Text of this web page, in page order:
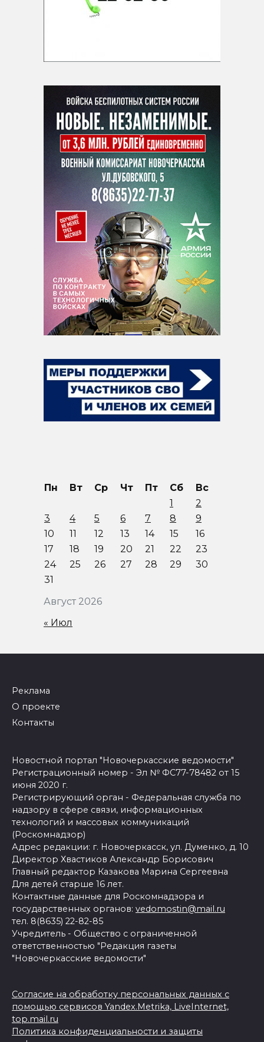
Август 2026
Пн Вт Ср Чт Пт Сб
Вс
1
2
3
4 5 6 7 8
9
10
11 12 13 14 15
16
17
18 19 20 21 22
23
24
25 26 27 28 29
30
31
« Июл
Реклама
О проекте
Контакты
Новостной портал "Новочеркасские ведомости"
Регистрационный номер - Эл № ФС77-78482 от 15
июня 2020 г.
Регистрирующий орган - Федеральная служба по
надзору в сфере связи, информационных
технологий и массовых коммуникаций
(Роскомнадзор)
Адрес редакции: г. Новочеркасск, ул. Думенко, д. 10
Директор Хвастиков Александр Борисович
Главный редактор Казакова Марина Сергеевна
Для детей старше 16 лет.
Контактные данные для Роскомнадзора и
государственных органов: vedomostin@mail.ru
тел. 8(8635) 22-82-85
Учредитель - Общество с ограниченной
ответственностью "Редакция газеты
"Новочеркасские ведомости"
Согласие на обработку персональных данных с
помощью сервисов Yandex.Metrika, LiveInternet,
top.mail.ru
Политика конфиденциальности и защиты